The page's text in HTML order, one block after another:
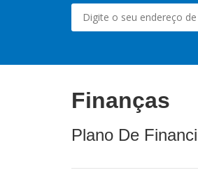
Finanças
Plano De